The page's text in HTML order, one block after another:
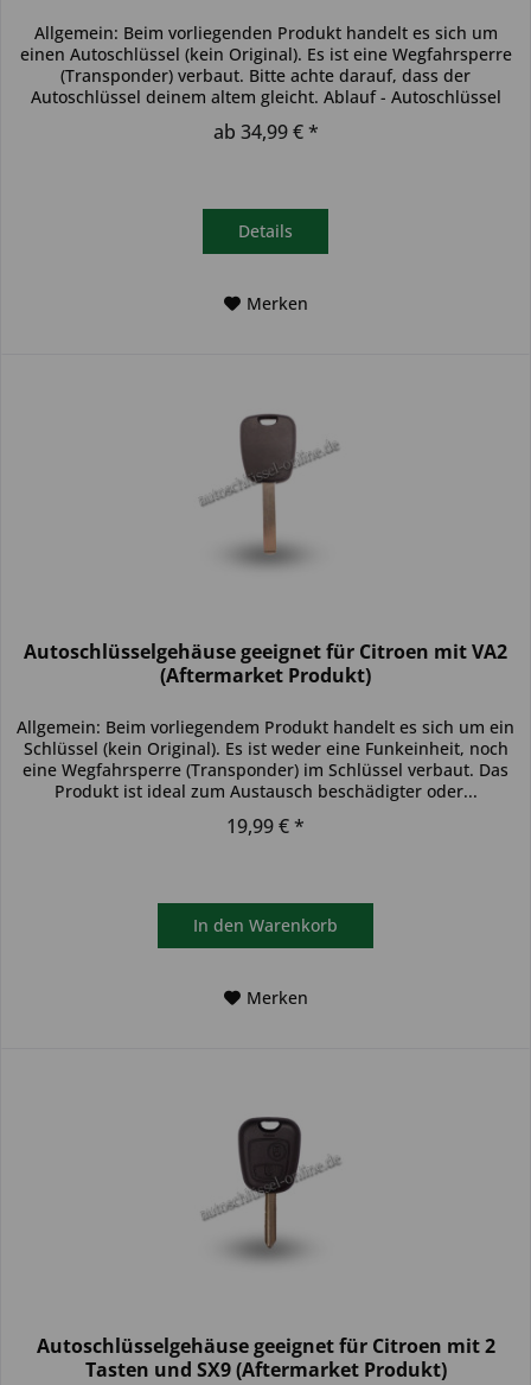
Allgemein: Beim vorliegenden Produkt handelt es sich um
einen Autoschlüssel (kein Original). Es ist eine Wegfahrsperre
(Transponder) verbaut. Bitte achte darauf, dass der
Autoschlüssel deinem altem gleicht. Ablauf - Autoschlüssel
ab 34,99 € *
Details
Merken
Autoschlüsselgehäuse geeignet für Citroen mit VA2
(Aftermarket Produkt)
Allgemein: Beim vorliegendem Produkt handelt es sich um ein
Schlüssel (kein Original). Es ist weder eine Funkeinheit, noch
eine Wegfahrsperre (Transponder) im Schlüssel verbaut. Das
Produkt ist ideal zum Austausch beschädigter oder...
19,99 € *
In den Warenkorb
Merken
Autoschlüsselgehäuse geeignet für Citroen mit 2
Tasten und SX9 (Aftermarket Produkt)